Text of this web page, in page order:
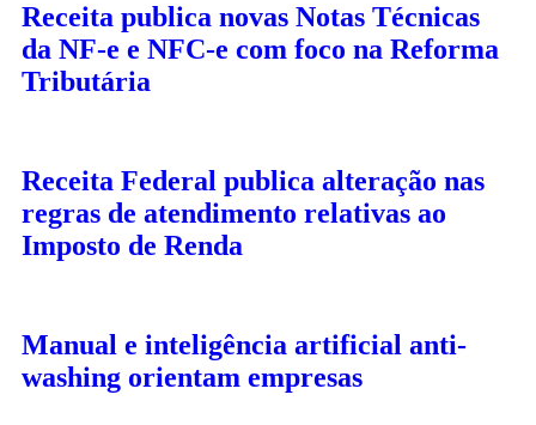
Receita publica novas Notas Técnicas
da NF-e e NFC-e com foco na Reforma
Tributária
Receita Federal publica alteração nas
regras de atendimento relativas ao
Imposto de Renda
Manual e inteligência artificial anti-
washing orientam empresas